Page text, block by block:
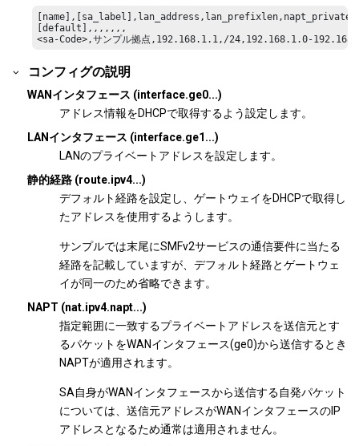
[default],,,,,,,
<sa-Code>,サンプル拠点,192.168.1.1,/24,192.168.1.0-
コンフィグの説明
WANインタフェース (interface.ge0...)
アドレス情報をDHCPで取得するよう設定します。
LANインタフェース (interface.ge1...)
LANのプライベートアドレスを設定します。
静的経路 (route.ipv4...)
デフォルト経路を設定し、ゲートウェイをDHCPで取得し
たアドレスを使用するようします。
サンプルでは末尾にSMFv2サービスの通信要件に当たる
経路を記載していますが、デフォルト経路とゲートウェ
イが同一のため省略できます。
NAPT (nat.ipv4.napt...)
指定範囲に一致するプライベートアドレスを送信元とす
るパケットをWANインタフェース(ge0)から送信するとき
NAPTが適用されます。
SA自身がWANインタフェースから送信する自発パケット
については、送信元アドレスがWANインタフェースのIP
アドレスとなるため通常は適用されません。